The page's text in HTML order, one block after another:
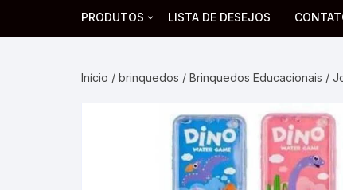
PRODUTOS
Cabos
Pilha.
Saúde
moda
Artigos para festa
LISTA DE DESEJOS
Início / brinquedos / Brinquedos Educacionais /